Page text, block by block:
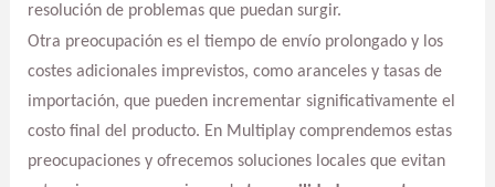
resolución de problemas que puedan surgir.
Otra preocupación es el tiempo de envío prolongado y los
costes adicionales imprevistos, como aranceles y tasas de
importación, que pueden incrementar significativamente el
costo final del producto. En Multiplay comprendemos estas
preocupaciones y ofrecemos soluciones locales que evitan